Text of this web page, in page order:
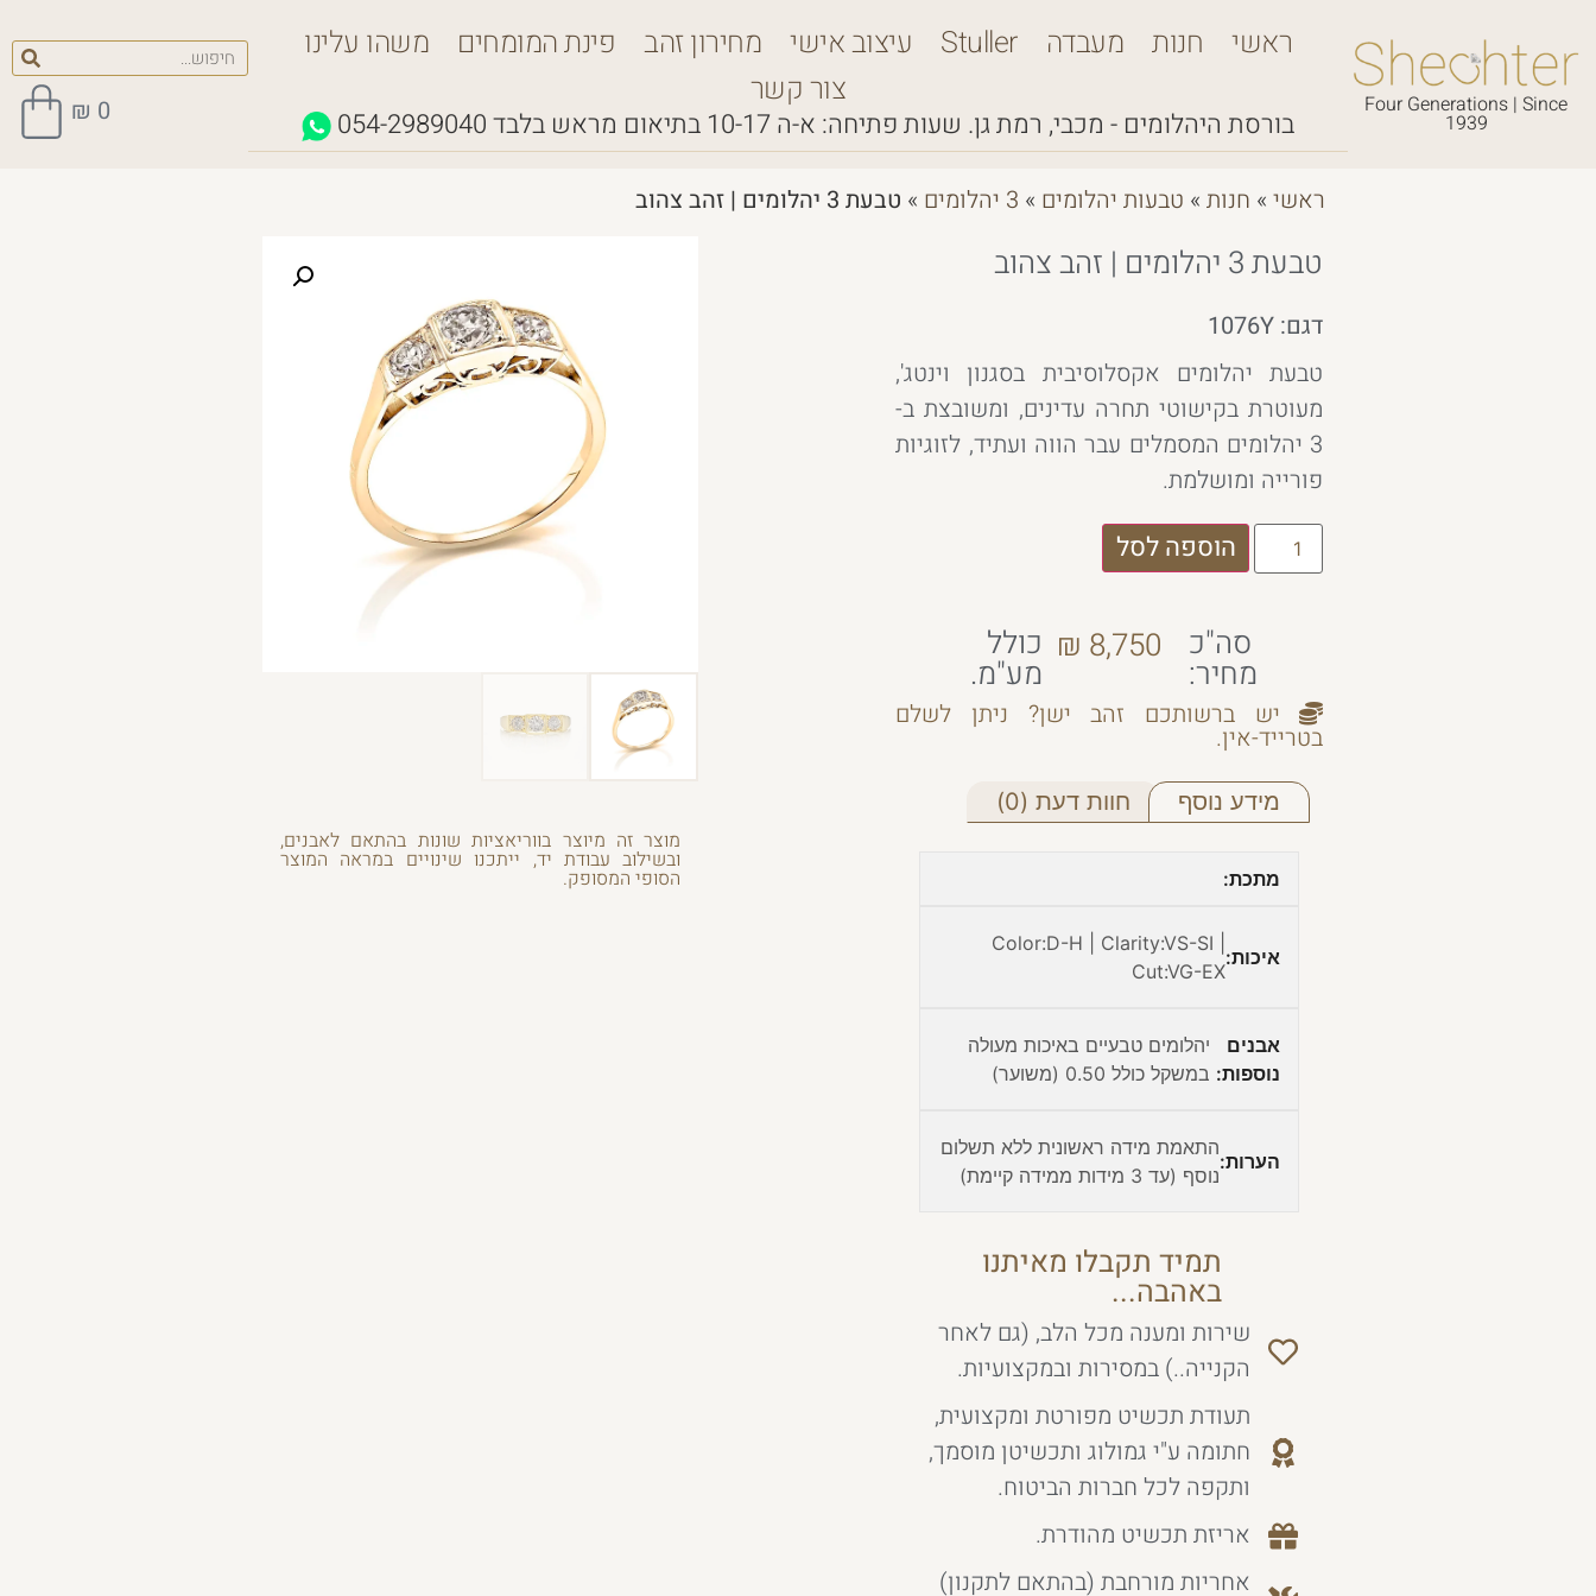
Four Generations | Since
1939
ראשי חנות מעבדה Stuller עיצוב אישי מחירון זהב פינת המומחים
משהו עלינו
צור קשר
בורסת היהלומים - מכבי, רמת גן. שעות פתיחה: א-ה 10-17 בתיאום מראש בלבד054-2989040
₪ 0
ראשי » חנות » טבעות יהלומים » 3 יהלומים » טבעת 3 יהלומים | זהב צהוב
טבעת 3 יהלומים | זהב צהוב
דגם: 1076Y
טבעת יהלומים אקסלוסיבית בסגנון וינטג',
מעוטרת בקישוטי תחרה עדינים, ומשובצת ב-
3 יהלומים המסמלים עבר הווה ועתיד, לזוגיות
פורייה ומושלמת.
הוספה לסל
סה"כ
מחיר:
₪ 8,750 כולל
מע"מ.
יש ברשותכם זהב ישן? ניתן לשלם
בטרייד-אין.
מידע נוסף חוות דעת (0)
מתכת:
איכות:
Color:D-H | Clarity:VS-SI |
Cut:VG-EX
אבנים
נוספות:
יהלומים טבעיים באיכות מעולה
במשקל כולל 0.50 (משוער)
הערות:
התאמת מידה ראשונית ללא תשלום
נוסף (עד 3 מידות ממידה קיימת)
תמיד תקבלו מאיתנו
באהבה...
שירות ומענה מכל הלב, (גם לאחר
הקנייה..) במסירות ובמקצועיות.
תעודת תכשיט מפורטת ומקצועית,
חתומה ע"י גמולוג ותכשיטן מוסמך,
ותקפה לכל חברות הביטוח.
אריזת תכשיט מהודרת.
אחריות מורחבת (בהתאם לתקנון)
מוצר זה מיוצר בווריאציות שונות בהתאם לאבנים,
ובשילוב עבודת יד, ייתכנו שינויים במראה המוצר
הסופי המסופק.